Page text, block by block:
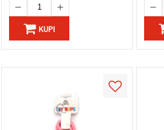
KUPI